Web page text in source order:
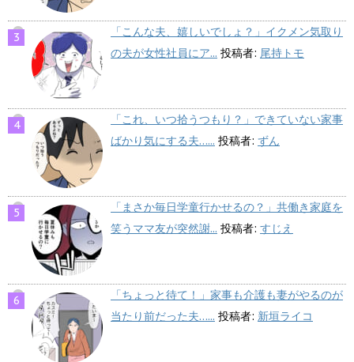
「こんな夫、嬉しいでしょ？」イクメン気取り
の夫が女性社員にア... 投稿者: 尾持トモ
「これ、いつ拾うつもり？」できていない家事
ばかり気にする夫…... 投稿者: ずん
「まさか毎日学童行かせるの？」共働き家庭を
笑うママ友が突然謝... 投稿者: すじえ
「ちょっと待て！」家事も介護も妻がやるのが
当たり前だった夫…... 投稿者: 新垣ライコ